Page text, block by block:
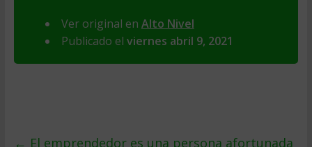
Ver original en Alto Nivel
Publicado el viernes abril 9, 2021
← El emprendedor es una persona afortunada